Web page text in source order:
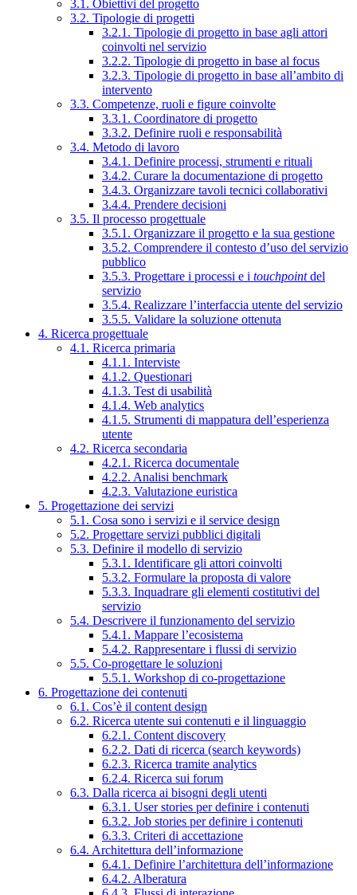
3.1. Obiettivi del progetto
3.2. Tipologie di progetti
3.2.1. Tipologie di progetto in base agli attori
coinvolti nel servizio
3.2.2. Tipologie di progetto in base al focus
3.2.3. Tipologie di progetto in base all’ambito di
intervento
3.3. Competenze, ruoli e figure coinvolte
3.3.1. Coordinatore di progetto
3.3.2. Definire ruoli e responsabilità
3.4. Metodo di lavoro
3.4.1. Definire processi, strumenti e rituali
3.4.2. Curare la documentazione di progetto
3.4.3. Organizzare tavoli tecnici collaborativi
3.4.4. Prendere decisioni
3.5. Il processo progettuale
3.5.1. Organizzare il progetto e la sua gestione
3.5.2. Comprendere il contesto d’uso del servizio
pubblico
3.5.3. Progettare i processi e i touchpointdel
servizio
3.5.4. Realizzare l’interfaccia utente del servizio
3.5.5. Validare la soluzione ottenuta
4. Ricerca progettuale
4.1. Ricerca primaria
4.1.1. Interviste
4.1.2. Questionari
4.1.3. Test di usabilità
4.1.4. Web analytics
4.1.5. Strumenti di mappatura dell’esperienza
utente
4.2. Ricerca secondaria
4.2.1. Ricerca documentale
4.2.2. Analisi benchmark
4.2.3. Valutazione euristica
5. Progettazione dei servizi
5.1. Cosa sono i servizi e il service design
5.2. Progettare servizi pubblici digitali
5.3. Definire il modello di servizio
5.3.1. Identificare gli attori coinvolti
5.3.2. Formulare la proposta di valore
5.3.3. Inquadrare gli elementi costitutivi del
servizio
5.4. Descrivere il funzionamento del servizio
5.4.1. Mappare l’ecosistema
5.4.2. Rappresentare i flussi di servizio
5.5. Co-progettare le soluzioni
5.5.1. Workshop di co-progettazione
6. Progettazione dei contenuti
6.1. Cos’è il content design
6.2. Ricerca utente sui contenuti e il linguaggio
6.2.1. Content discovery
6.2.2. Dati di ricerca (search keywords)
6.2.3. Ricerca tramite analytics
6.2.4. Ricerca sui forum
6.3. Dalla ricerca ai bisogni degli utenti
6.3.1. User stories per definire i contenuti
6.3.2. Job stories per definire i contenuti
6.3.3. Criteri di accettazione
6.4. Architettura dell’informazione
6.4.1. Definire l’architettura dell’informazione
6.4.2. Alberatura